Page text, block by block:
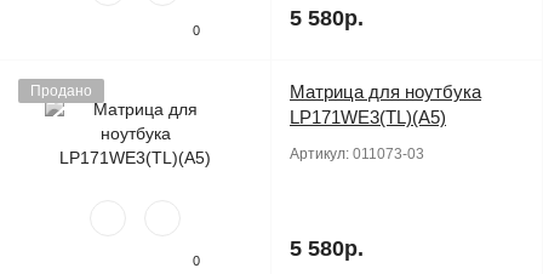
0 5 580р.
Продано
0
Матрица для ноутбука
LP171WE3(TL)(A5)
Артикул: 011073-03
5 580р.